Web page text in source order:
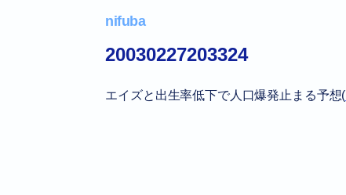
nifuba
20030227203324
エイズと出生率低下で人口爆発止まる予想(